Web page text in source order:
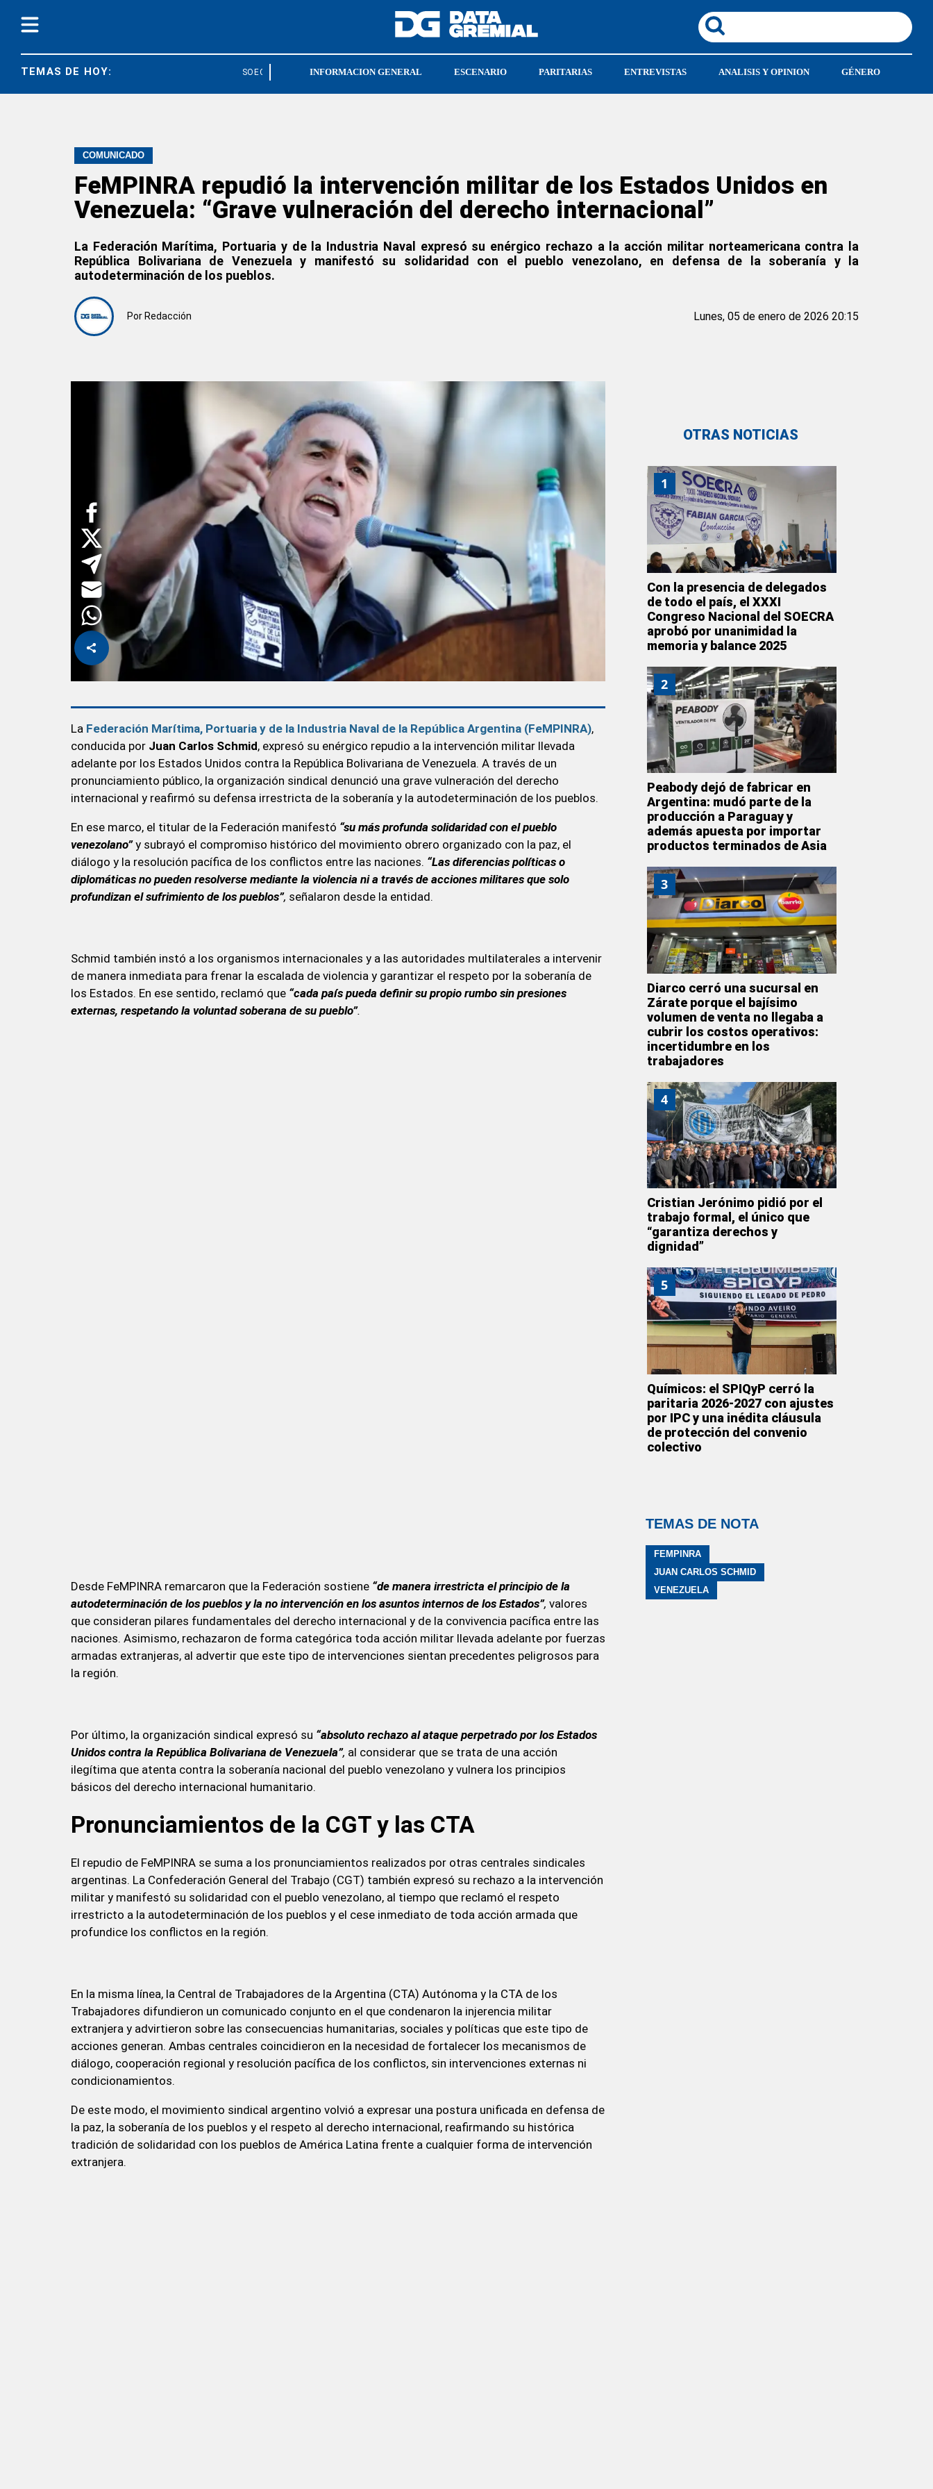
TEMAS DE HOY: SOECRA UIA QUÍMICOS
INFORMACION GENERAL ESCENARIO PARITARIAS ENTREVISTAS ANALISIS Y OPINION GÉNERO
COMUNICADO
FeMPINRA repudió la intervención militar de los Estados Unidos en
Venezuela: “Grave vulneración del derecho internacional”
La Federación Marítima, Portuaria y de la Industria Naval expresó su enérgico rechazo a la acción militar norteamericana contra la
República Bolivariana de Venezuela y manifestó su solidaridad con el pueblo venezolano, en defensa de la soberanía y la
autodeterminación de los pueblos.
Por Redacción Lunes, 05 de enero de 2026 20:15
La Federación Marítima, Portuaria y de la Industria Naval de la República Argentina (FeMPINRA),
conducida por Juan Carlos Schmid, expresó su enérgico repudio a la intervención militar llevada
adelante por los Estados Unidos contra la República Bolivariana de Venezuela. A través de un
pronunciamiento público, la organización sindical denunció una grave vulneración del derecho
internacional y reafirmó su defensa irrestricta de la soberanía y la autodeterminación de los pueblos.
En ese marco, el titular de la Federación manifestó “su más profunda solidaridad con el pueblo
venezolano” y subrayó el compromiso histórico del movimiento obrero organizado con la paz, el
diálogo y la resolución pacífica de los conflictos entre las naciones. “Las diferencias políticas o
diplomáticas no pueden resolverse mediante la violencia ni a través de acciones militares que solo
profundizan el sufrimiento de los pueblos”, señalaron desde la entidad.
Schmid también instó a los organismos internacionales y a las autoridades multilaterales a intervenir
de manera inmediata para frenar la escalada de violencia y garantizar el respeto por la soberanía de
los Estados. En ese sentido, reclamó que “cada país pueda definir su propio rumbo sin presiones
externas, respetando la voluntad soberana de su pueblo”.
Desde FeMPINRA remarcaron que la Federación sostiene “de manera irrestricta el principio de la
autodeterminación de los pueblos y la no intervención en los asuntos internos de los Estados”, valores
que consideran pilares fundamentales del derecho internacional y de la convivencia pacífica entre las
naciones. Asimismo, rechazaron de forma categórica toda acción militar llevada adelante por fuerzas
armadas extranjeras, al advertir que este tipo de intervenciones sientan precedentes peligrosos para
la región.
Por último, la organización sindical expresó su “absoluto rechazo al ataque perpetrado por los Estados
Unidos contra la República Bolivariana de Venezuela”, al considerar que se trata de una acción
ilegítima que atenta contra la soberanía nacional del pueblo venezolano y vulnera los principios
básicos del derecho internacional humanitario.
Pronunciamientos de la CGT y las CTA
El repudio de FeMPINRA se suma a los pronunciamientos realizados por otras centrales sindicales
argentinas. La Confederación General del Trabajo (CGT) también expresó su rechazo a la intervención
militar y manifestó su solidaridad con el pueblo venezolano, al tiempo que reclamó el respeto
irrestricto a la autodeterminación de los pueblos y el cese inmediato de toda acción armada que
profundice los conflictos en la región.
En la misma línea, la Central de Trabajadores de la Argentina (CTA) Autónoma y la CTA de los
Trabajadores difundieron un comunicado conjunto en el que condenaron la injerencia militar
extranjera y advirtieron sobre las consecuencias humanitarias, sociales y políticas que este tipo de
acciones generan. Ambas centrales coincidieron en la necesidad de fortalecer los mecanismos de
diálogo, cooperación regional y resolución pacífica de los conflictos, sin intervenciones externas ni
condicionamientos.
De este modo, el movimiento sindical argentino volvió a expresar una postura unificada en defensa de
la paz, la soberanía de los pueblos y el respeto al derecho internacional, reafirmando su histórica
tradición de solidaridad con los pueblos de América Latina frente a cualquier forma de intervención
extranjera.
OTRAS NOTICIAS
1
Con la presencia de delegados
de todo el país, el XXXI
Congreso Nacional del SOECRA
aprobó por unanimidad la
memoria y balance 2025
2
Peabody dejó de fabricar en
Argentina: mudó parte de la
producción a Paraguay y
además apuesta por importar
productos terminados de Asia
3
Diarco cerró una sucursal en
Zárate porque el bajísimo
volumen de venta no llegaba a
cubrir los costos operativos:
incertidumbre en los
trabajadores
4
Cristian Jerónimo pidió por el
trabajo formal, el único que
“garantiza derechos y
dignidad”
5
Químicos: el SPIQyP cerró la
paritaria 2026-2027 con ajustes
por IPC y una inédita cláusula
de protección del convenio
colectivo
TEMAS DE NOTA
FEMPINRA
JUAN CARLOS SCHMID
VENEZUELA